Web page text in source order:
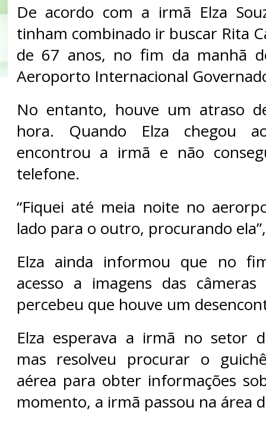
De acordo com a irmã Elza
tinham combinado ir buscar Rita
de 67 anos, no fim da manhã
Aeroporto Internacional
No entanto, houve um atraso
hora. Quando Elza chegou
encontrou a irmã e não
telefone.
“Fiquei até meia noite no
lado para o outro, procurando
Elza ainda informou que no
acesso a imagens das
percebeu que houve um
Elza esperava a irmã no setor
mas resolveu procurar o
aérea para obter informações
momento, a irmã passou na área